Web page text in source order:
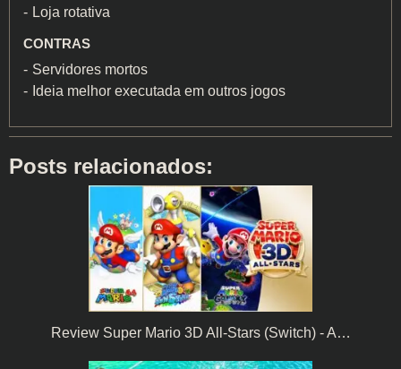
Loja rotativa
CONTRAS
Servidores mortos
Ideia melhor executada em outros jogos
Posts relacionados:
Review Super Mario 3D All-Stars (Switch) - A…